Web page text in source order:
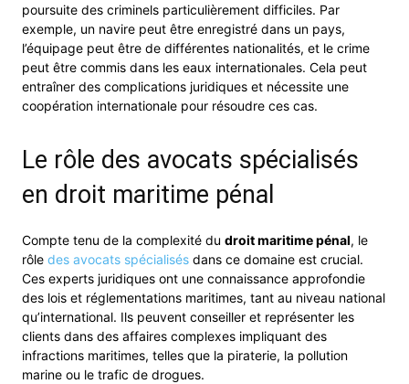
poursuite des criminels particulièrement difficiles. Par
exemple, un navire peut être enregistré dans un pays,
l’équipage peut être de différentes nationalités, et le crime
peut être commis dans les eaux internationales. Cela peut
entraîner des complications juridiques et nécessite une
coopération internationale pour résoudre ces cas.
Le rôle des avocats spécialisés
en droit maritime pénal
Compte tenu de la complexité du droit maritime pénal, le
rôle des avocats spécialisés dans ce domaine est crucial.
Ces experts juridiques ont une connaissance approfondie
des lois et réglementations maritimes, tant au niveau national
qu’international. Ils peuvent conseiller et représenter les
clients dans des affaires complexes impliquant des
infractions maritimes, telles que la piraterie, la pollution
marine ou le trafic de drogues.